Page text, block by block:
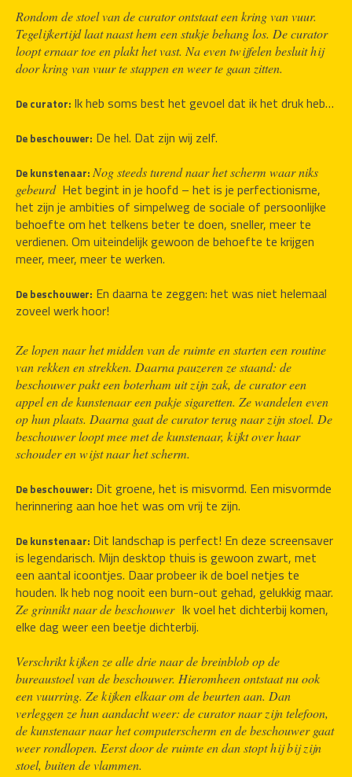
Rondom de stoel van de curator ontstaat een kring van vuur.
Tegelijkertijd laat naast hem een stukje behang los. De curator
loopt ernaar toe en plakt het vast. Na even twijfelen besluit hij
door kring van vuur te stappen en weer te gaan zitten.
De curator: Ik heb soms best het gevoel dat ik het druk heb…
De beschouwer: De hel. Dat zijn wij zelf.
De kunstenaar: Nog steeds turend naar het scherm waar niks
gebeurd Het begint in je hoofd – het is je perfectionisme,
het zijn je ambities of simpelweg de sociale of persoonlijke
behoefte om het telkens beter te doen, sneller, meer te
verdienen. Om uiteindelijk gewoon de behoefte te krijgen
meer, meer, meer te werken.
De beschouwer: En daarna te zeggen: het was niet helemaal
zoveel werk hoor!
Ze lopen naar het midden van de ruimte en starten een routine
van rekken en strekken. Daarna pauzeren ze staand: de
beschouwer pakt een boterham uit zijn zak, de curator een
appel en de kunstenaar een pakje sigaretten. Ze wandelen even
op hun plaats. Daarna gaat de curator terug naar zijn stoel. De
beschouwer loopt mee met de kunstenaar, kijkt over haar
schouder en wijst naar het scherm.
De beschouwer: Dit groene, het is misvormd. Een misvormde
herinnering aan hoe het was om vrij te zijn.
De kunstenaar: Dit landschap is perfect! En deze screensaver
is legendarisch. Mijn desktop thuis is gewoon zwart, met
een aantal icoontjes. Daar probeer ik de boel netjes te
Ze grinnikt naar de beschouwer Ik voel het dichterbij komen,
elke dag weer een beetje dichterbij.
Verschrikt kijken ze alle drie naar de breinblob op de
bureaustoel van de beschouwer. Hieromheen ontstaat nu ook
een vuurring. Ze kijken elkaar om de beurten aan. Dan
verleggen ze hun aandacht weer: de curator naar zijn telefoon,
de kunstenaar naar het computerscherm en de beschouwer gaat
weer rondlopen. Eerst door de ruimte en dan stopt hij bij zijn
stoel, buiten de vlammen.